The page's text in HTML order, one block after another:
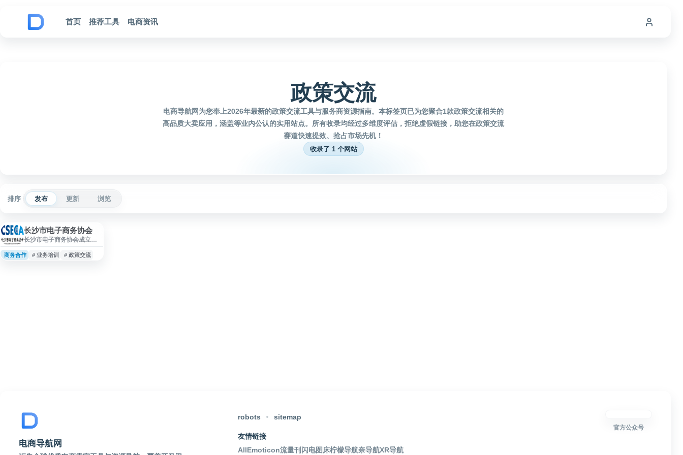
首页
推荐工具 电商资讯
政策交流
电商导航网为您奉上2026年最新的政策交流工具与服务商资源指南。本标签页已为您聚合1款政策交流相关的
高品质大卖应用，涵盖等业内公认的实用站点。所有收录均经过多维度评估，拒绝虚假链接，助您在政策交流
赛道快速提效、抢占市场先机！
收录了 1 个网站
排序 发布 更新 浏览
长沙市电子商务协会
长沙市电子商务协会成立于
子商务研究、应用、服务的
企事业单位、社会组织和个
商务合作 # 业务培训 # 政策交流
电商导航网
robots sitemap
友情链接
AllEmoticon流量刊 闪电图床柠檬导航奈导航XR导航
官方公众号